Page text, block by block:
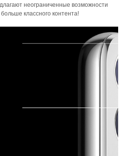
неограниченные возможности
классного контента!